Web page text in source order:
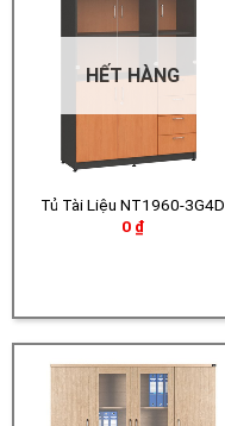
HẾT HÀNG
Tủ Tài Liệu NT1960-3G4D
0 ₫